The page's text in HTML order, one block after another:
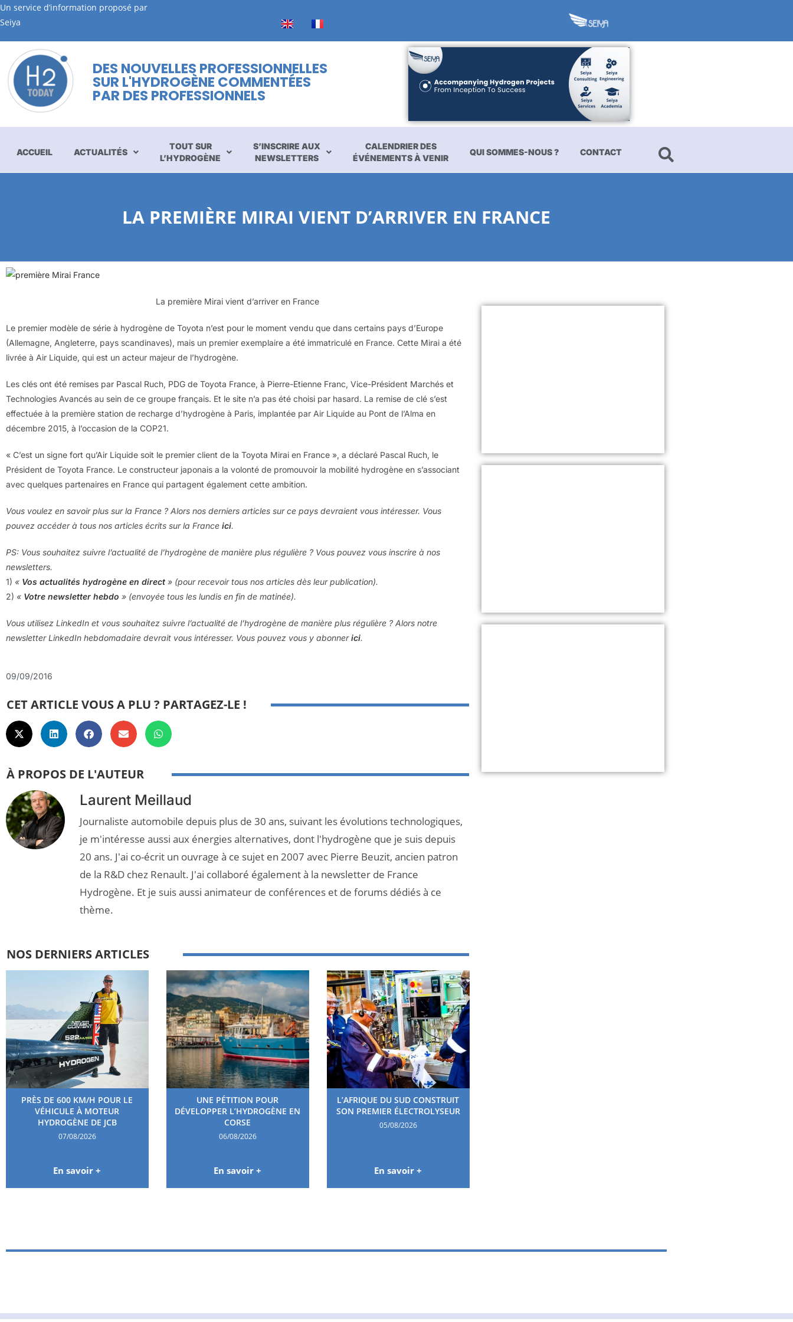
Un service d’information proposé par
Seiya
DES NOUVELLES PROFESSIONNELLES
SUR L'HYDROGÈNE COMMENTÉES
PAR DES PROFESSIONNELS
ACCUEIL ACTUALITÉS
TOUT SUR
L’HYDROGÈNE
S’INSCRIRE AUX
NEWSLETTERS
CALENDRIER DES
ÉVÉNEMENTS À VENIR
QUI SOMMES-NOUS ? CONTACT
LA PREMIÈRE MIRAI VIENT D’ARRIVER EN FRANCE
La première Mirai vient d’arriver en France
Le premier modèle de série à hydrogène de Toyota n’est pour le moment vendu que dans certains pays d’Europe
(Allemagne, Angleterre, pays scandinaves), mais un premier exemplaire a été immatriculé en France. Cette Mirai a été
livrée à Air Liquide, qui est un acteur majeur de l’hydrogène.
Les clés ont été remises par Pascal Ruch, PDG de Toyota France, à Pierre-Etienne Franc, Vice-Président Marchés et
Technologies Avancés au sein de ce groupe français. Et le site n’a pas été choisi par hasard. La remise de clé s’est
effectuée à la première station de recharge d’hydrogène à Paris, implantée par Air Liquide au Pont de l’Alma en
décembre 2015, à l’occasion de la COP21.
« C’est un signe fort qu’Air Liquide soit le premier client de la Toyota Mirai en France », a déclaré Pascal Ruch, le
Président de Toyota France. Le constructeur japonais a la volonté de promouvoir la mobilité hydrogène en s’associant
avec quelques partenaires en France qui partagent également cette ambition.
Vous voulez en savoir plus sur la France ? Alors nos derniers articles sur ce pays devraient vous intéresser. Vous
pouvez accéder à tous nos articles écrits sur la France ici.
PS: Vous souhaitez suivre l’actualité de l’hydrogène de manière plus régulière ? Vous pouvez vous inscrire à nos
newsletters.
1) « Vos actualités hydrogène en direct » (pour recevoir tous nos articles dès leur publication).
2) « Votre newsletter hebdo » (envoyée tous les lundis en fin de matinée).
Vous utilisez LinkedIn et vous souhaitez suivre l’actualité de l’hydrogène de manière plus régulière ? Alors notre
newsletter LinkedIn hebdomadaire devrait vous intéresser. Vous pouvez vous y abonnerici.
09/09/2016
CET ARTICLE VOUS A PLU ? PARTAGEZ-LE !
À PROPOS DE L'AUTEUR
Laurent Meillaud
Journaliste automobile depuis plus de 30 ans, suivant les évolutions technologiques,
je m'intéresse aussi aux énergies alternatives, dont l'hydrogène que je suis depuis
20 ans. J'ai co-écrit un ouvrage à ce sujet en 2007 avec Pierre Beuzit, ancien patron
de la R&D chez Renault. J'ai collaboré également à la newsletter de France
Hydrogène. Et je suis aussi animateur de conférences et de forums dédiés à ce
thème.
NOS DERNIERS ARTICLES
PRÈS DE 600 KM/H POUR LE
VÉHICULE À MOTEUR
HYDROGÈNE DE JCB
07/08/2026
En savoir +
UNE PÉTITION POUR
DÉVELOPPER L’HYDROGÈNE EN
CORSE
06/08/2026
En savoir +
L’AFRIQUE DU SUD CONSTRUIT
SON PREMIER ÉLECTROLYSEUR
05/08/2026
En savoir +